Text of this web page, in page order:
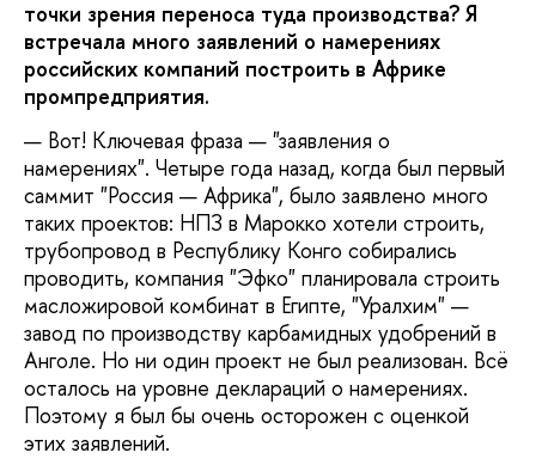
точки зрения переноса туда производства? Я
встречала много заявлений о намерениях
российских компаний построить в Африке
промпредприятия.
— Вот! Ключевая фраза — "заявления о
намерениях". Четыре года назад, когда был первый
саммит "Россия — Африка", было заявлено много
таких проектов: НПЗ в Марокко хотели строить,
трубопровод в Республику Конго собирались
проводить, компания "Эфко" планировала строить
масложировой комбинат в Египте, "Уралхим" —
завод по производству карбамидных удобрений в
Анголе. Но ни один проект не был реализован. Всё
осталось на уровне деклараций о намерениях.
Поэтому я был бы очень осторожен с оценкой
этих заявлений.